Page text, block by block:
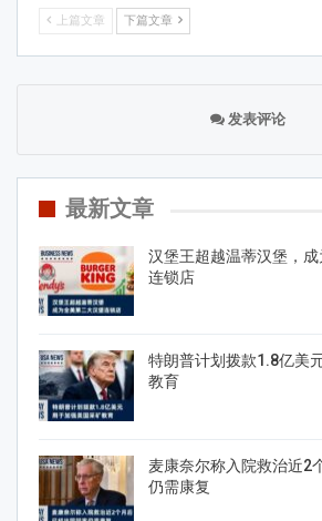
上篇文章 下篇文章
发表评论
最新文章
汉堡王超越温蒂汉堡，
连锁店
特朗普计划拨款1.8亿美
教育
麦康奈尔称入院救治近2
仍需康复